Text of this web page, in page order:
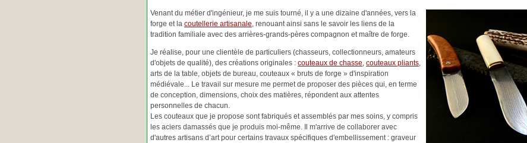
Venant du métier d'ingénieur, je me suis tourné, il y a une dizaine d'années, vers la
forge et la coutellerie artisanale, renouant ainsi sans le savoir les liens de la
tradition familiale avec des arrières-grands-pères compagnon et maître de forge.
Je réalise, pour une clientèle de particuliers (chasseurs, collectionneurs, amateurs
d'objets de qualité), des créations originales : couteaux de chasse, couteaux pliants,
arts de la table, objets de bureau, couteaux « bruts de forge » d'inspiration
médiévale... Le travail sur mesure me permet de proposer des pièces qui, en terme
de conception, dimensions, choix des matières, répondent aux attentes
personnelles de chacun.
Les couteaux que je propose sont fabriqués et assemblés par mes soins, y compris
les aciers damassés que je produis moi-même. Il m'arrive de collaborer avec
d'autres artisans d’art pour certains travaux spécifiques d'embellissement : graveur